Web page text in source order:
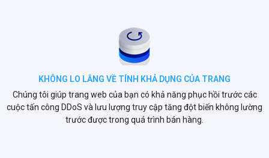
KHÔNG LO LẮNG VỀ TÍNH KHẢ DỤNG CỦA TRANG
Chúng tôi giúp trang web của bạn có khả năng phục hồi trước các
cuộc tấn công DDoS và lưu lượng truy cập tăng đột biến không lường
trước được trong quá trình bán hàng.